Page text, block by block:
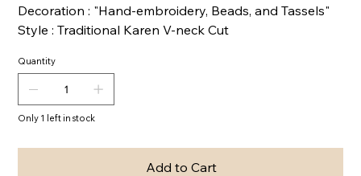
Decoration : "Hand-embroidery, Beads, and Tassels"
Style : Traditional Karen V-neck Cut
Quantity
Only 1 left in stock
Add to Cart